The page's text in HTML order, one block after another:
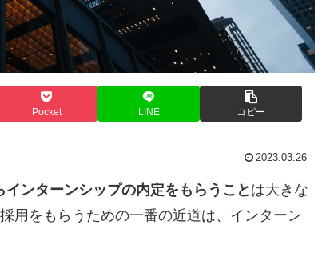
Pocket LINE コピー
2023.03.26
インターンシップの内定をもらうこと は大きな
用をもらうための一番の近道は、インターン